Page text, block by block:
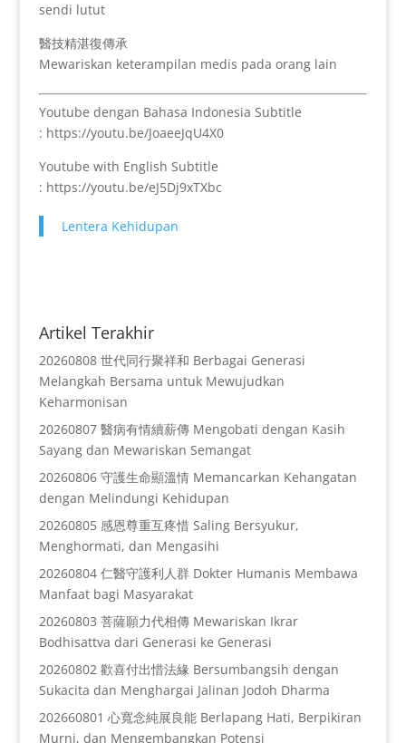
sendi lutut
醫技精湛復傳承
Mewariskan keterampilan medis pada orang lain
Youtube dengan Bahasa Indonesia Subtitle
: https://youtu.be/JoaeeJqU4X0
Youtube with English Subtitle
: https://youtu.be/eJ5Dj9xTXbc
Lentera Kehidupan
Artikel Terakhir
20260808 世代同行聚祥和 Berbagai Generasi
Melangkah Bersama untuk Mewujudkan
Keharmonisan
20260807 醫病有情續薪傳 Mengobati dengan Kasih
Sayang dan Mewariskan Semangat
20260806 守護生命顯溫情 Memancarkan Kehangatan
dengan Melindungi Kehidupan
20260805 感恩尊重互疼惜 Saling Bersyukur,
Menghormati, dan Mengasihi
20260804 仁醫守護利人群 Dokter Humanis Membawa
Manfaat bagi Masyarakat
20260803 菩薩願力代相傳 Mewariskan Ikrar
Bodhisattva dari Generasi ke Generasi
20260802 歡喜付出惜法緣 Bersumbangsih dengan
Sukacita dan Menghargai Jalinan Jodoh Dharma
202660801 心寬念純展良能 Berlapang Hati, Berpikiran
Murni, dan Mengembangkan Potensi